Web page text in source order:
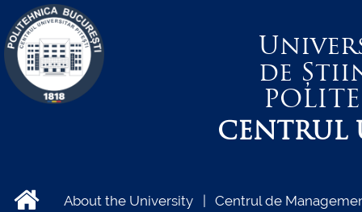
de
CENTRUL
About the University Centrul de